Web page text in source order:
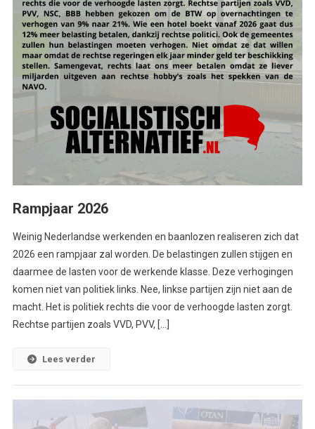
Rampjaar 2026
Weinig Nederlandse werkenden en baanlozen realiseren zich dat
2026 een rampjaar zal worden. De belastingen zullen stijgen en
daarmee de lasten voor de werkende klasse. Deze verhogingen
komen niet van politiek links. Nee, linkse partijen zijn niet aan de
macht. Het is politiek rechts die voor de verhoogde lasten zorgt.
Rechtse partijen zoals VVD, PVV, […]
Lees verder